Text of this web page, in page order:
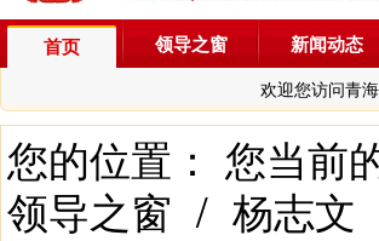
首页
欢迎您访问青
领导之窗 新闻动态
您的位置： 您当前
领导之窗 / 杨志文